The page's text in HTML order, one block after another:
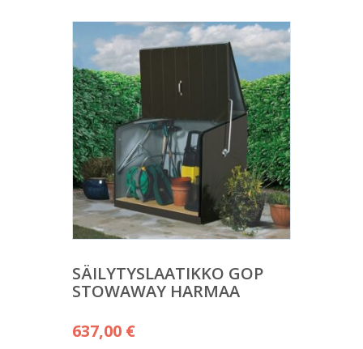
SÄILYTYSLAATIKKO GOP
STOWAWAY HARMAA
637,00 €